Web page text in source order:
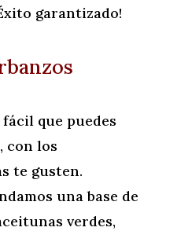
garantizado!
que puedes
con los
te gusten.
una base de
verdes,